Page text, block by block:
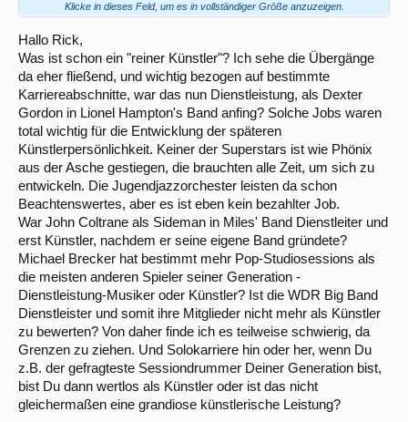
an, nicht mehr den "reinen Künstler" - letzterer würde eher Steine
ich aus meinen jüngeren Jahren, als ich begann, Tanzmusik zu
machen, um damit meinen engagierten Modern Jazz zu finanzieren, da
wurde ich tatsächlich deswegen von einigen Leuten schief angesehen,
mir wurde vorgeworfen, "mich zu verkaufen".)
In den künstlerischen Dienstleistungen muss man sich anpassen,
seine Nische suchen oder umschulen - wie jeder Schuster, Sattler,
Hufschmied und Drucksetzer in den letzten Jahrzehnten. Auch immer
mehr altbekannte Industrie-Jobs fallen weg, man braucht auf Dauer
mehr IT-Leute als Mechatroniker, das ist eine scheinbar unaufhaltsame
Entwicklung.
Schöne Grüße,
Rick
Klicke in dieses Feld, um es in vollständiger Größe anzuzeigen.
Hallo Rick,
Was ist schon ein "reiner Künstler"? Ich sehe die Übergänge
da eher fließend, und wichtig bezogen auf bestimmte
Karriereabschnitte, war das nun Dienstleistung, als Dexter
Gordon in Lionel Hampton's Band anfing? Solche Jobs waren
total wichtig für die Entwicklung der späteren
Künstlerpersönlichkeit. Keiner der Superstars ist wie Phönix
aus der Asche gestiegen, die brauchten alle Zeit, um sich zu
entwickeln. Die Jugendjazzorchester leisten da schon
Beachtenswertes, aber es ist eben kein bezahlter Job.
War John Coltrane als Sideman in Miles' Band Dienstleiter und
erst Künstler, nachdem er seine eigene Band gründete?
Michael Brecker hat bestimmt mehr Pop-Studiosessions als
die meisten anderen Spieler seiner Generation -
Dienstleistung-Musiker oder Künstler? Ist die WDR Big Band
Dienstleister und somit ihre Mitglieder nicht mehr als Künstler
zu bewerten? Von daher finde ich es teilweise schwierig, da
Grenzen zu ziehen. Und Solokarriere hin oder her, wenn Du
z.B. der gefragteste Sessiondrummer Deiner Generation bist,
bist Du dann wertlos als Künstler oder ist das nicht
gleichermaßen eine grandiose künstlerische Leistung?